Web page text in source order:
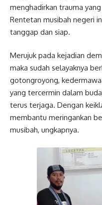
menghadirkan trauma
Rentetan musibah negeri
tanggap dan siap.
Merujuk pada kejadian
maka sudah selayaknya
gotongroyong,
yang tercermin dalam
terus terjaga. Dengan
membantu meringankan
musibah, ungkapnya.